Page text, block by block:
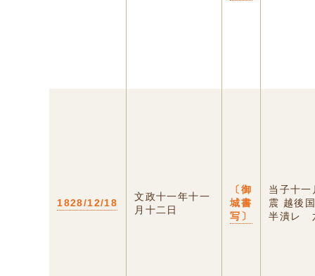
1828/12/18
文政十一年十一
月十二日
〔御
城書
写〕
当子十
震 越後
半潰レ